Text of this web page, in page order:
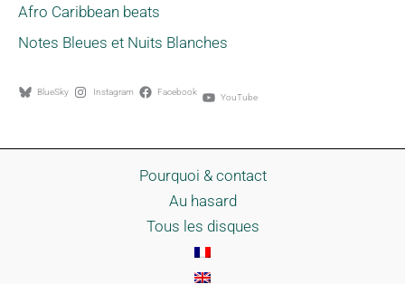
Afro Caribbean beats
Notes Bleues et Nuits Blanches
BlueSky Instagram Facebook YouTube
Pourquoi & contact
Au hasard
Tous les disques